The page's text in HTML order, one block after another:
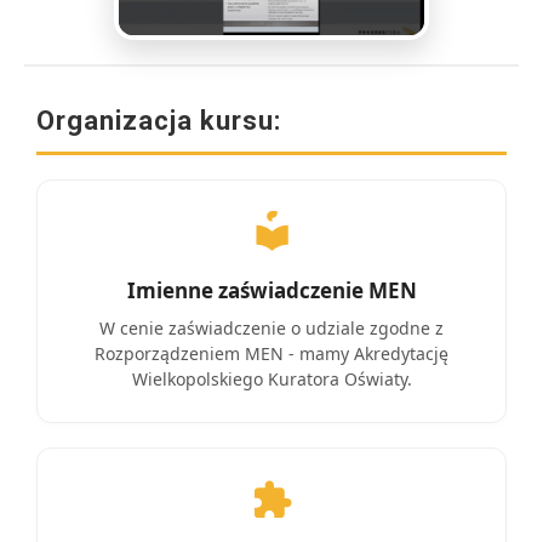
Organizacja kursu:
Imienne zaświadczenie MEN
W cenie zaświadczenie o udziale zgodne z
Rozporządzeniem MEN - mamy Akredytację
Wielkopolskiego Kuratora Oświaty.